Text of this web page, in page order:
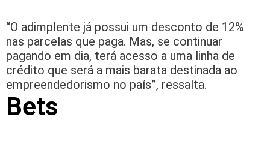
“O adimplente já possui um desconto de 12%
nas parcelas que paga. Mas, se continuar
pagando em dia, terá acesso a uma linha de
crédito que será a mais barata destinada ao
empreendedorismo no país”, ressalta.
Bets